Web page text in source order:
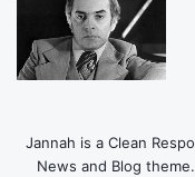
Jannah is a Clean
News and Blog